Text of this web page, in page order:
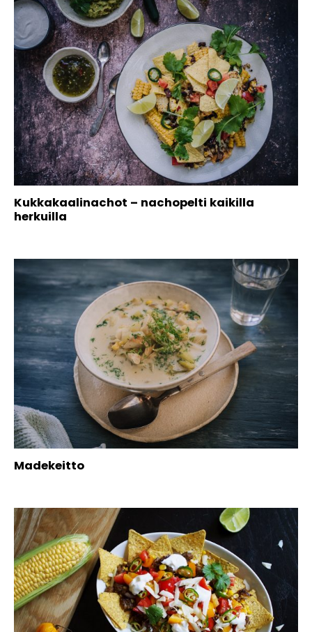
Kukkakaalinachot – nachopelti kaikilla
herkuilla
Madekeitto